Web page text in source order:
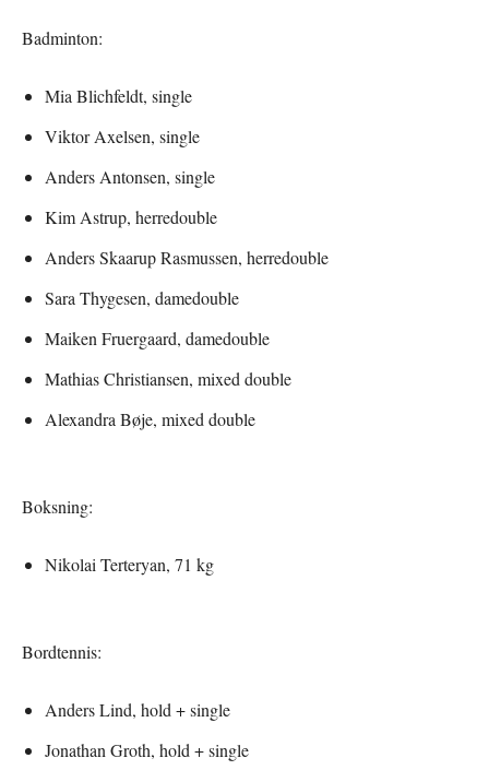
Badminton:
Mia Blichfeldt, single
Viktor Axelsen, single
Anders Antonsen, single
Kim Astrup, herredouble
Anders Skaarup Rasmussen, herredouble
Sara Thygesen, damedouble
Maiken Fruergaard, damedouble
Mathias Christiansen, mixed double
Alexandra Bøje, mixed double
Boksning:
Nikolai Terteryan, 71 kg
Bordtennis:
Anders Lind, hold + single
Jonathan Groth, hold + single